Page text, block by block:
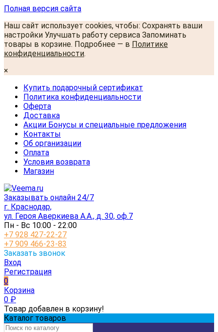
Полная версия сайта
Наш сайт использует cookies, чтобы: Сохранять ваши
настройки Улучшать работу сервиса Запоминать
товары в корзине. Подробнее — в Политике
конфиденциальности.
×
Купить подарочный сертификат
Политика конфиденциальности
Оферта
Доставка
Акции Бонусы и специальные предложения
Контакты
Об организации
Оплата
Условия возврата
Магазин
Заказывать онлайн 24/7
г. Краснодар,
ул. Героя Аверкиева А.А., д. 30, оф.7
Пн - Вс 10:00 - 22:00
+7 928 427-22-27
+7 909 466-23-83
Заказать звонок
Вход
Регистрация
0
Корзина
0 ₽
Товар добавлен в корзину!
Каталог товаров